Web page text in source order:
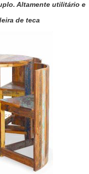
Altamente utilitário e
de teca